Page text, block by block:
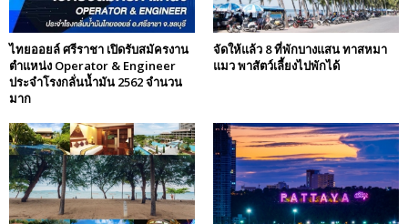
ไทยออยล์ ศรีราชา เปิดรับสมัครงาน
ตำแหน่ง Operator & Engineer
ประจำโรงกลั่นน้ำมัน 2562 จำนวน
มาก
จัดให้แล้ว 8 ที่พักบางแสน ทาสหมา
แมว พาสัตว์เลี้ยงไปพักได้